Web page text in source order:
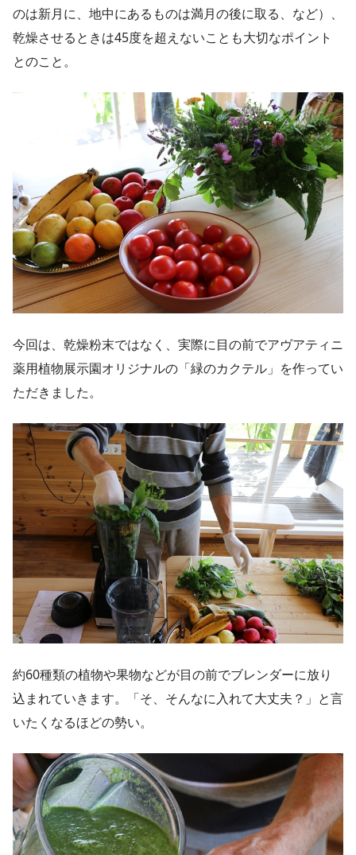
のは新月に、地中にあるものは満月の後に取る、など）、
乾燥させるときは45度を超えないことも大切なポイント
とのこと。
今回は、乾燥粉末ではなく、実際に目の前でアヴアティニ
薬用植物展示園オリジナルの「緑のカクテル」を作ってい
ただきました。
約60種類の植物や果物などが目の前でブレンダーに放り
込まれていきます。「そ、そんなに入れて大丈夫？」と言
いたくなるほどの勢い。